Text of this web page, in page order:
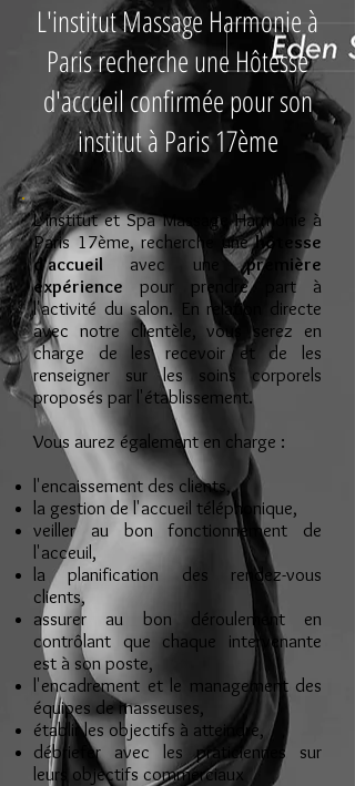
L'institut Massage Harmonie à
Paris recherche une Hôtesse
d'accueil confirmée pour son
institut à Paris 17ème
L'institut et SpaMassage Harmonie à
Paris 17ème, recherche unehôtesse
d'accueil avec une
première
expérience pour prendre part à
l'activité du salon. En relation directe
avec notre clientèle, vous serez en
charge de les recevoir et de les
renseigner sur les soins corporels
proposés par l'établissement.
Vous aurez également en charge :
l'encaissement des clients,
la gestion de l'accueil téléphonique,
veiller au bon fonctionnement de
l'acceuil,
la planification des rendez-vous
clients,
assurer au bon déroulement en
contrôlant que chaque intervenante
est à son poste,
l'encadrement et le management des
équipes de masseuses,
établir les objectifs à atteindre,
débriefer avec les praticiennes sur
leurs objectifs commerciaux